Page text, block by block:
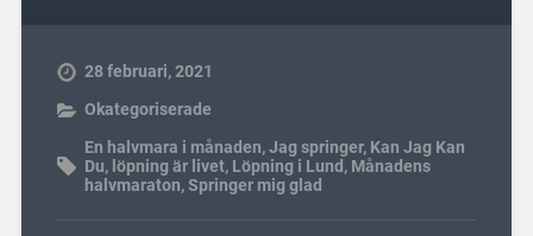
28 februari, 2021
Okategoriserade
En halvmara i månaden,Jag springer, Kan Jag Kan
Du, löpning är livet, Löpning i Lund , Månadens
halvmaraton,Springer mig glad